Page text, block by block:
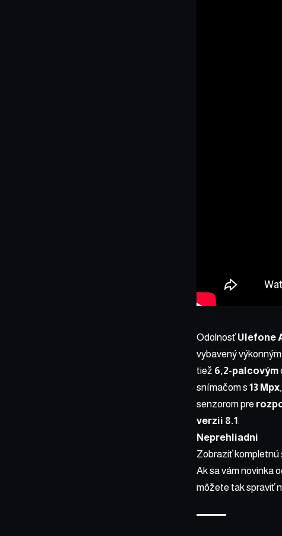
OdolnosťUlefone
vybavený výkonným
tiež 6,2-palcovým
snímačom s 13 Mpx,
senzorom pre
verzii 8.1.
Neprehliadni
Zobraziť kompletnú
Ak sa vám novinka
môžete tak spraviť